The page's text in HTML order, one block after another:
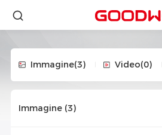
Immagine(3) Video(0)
Immagine (3)